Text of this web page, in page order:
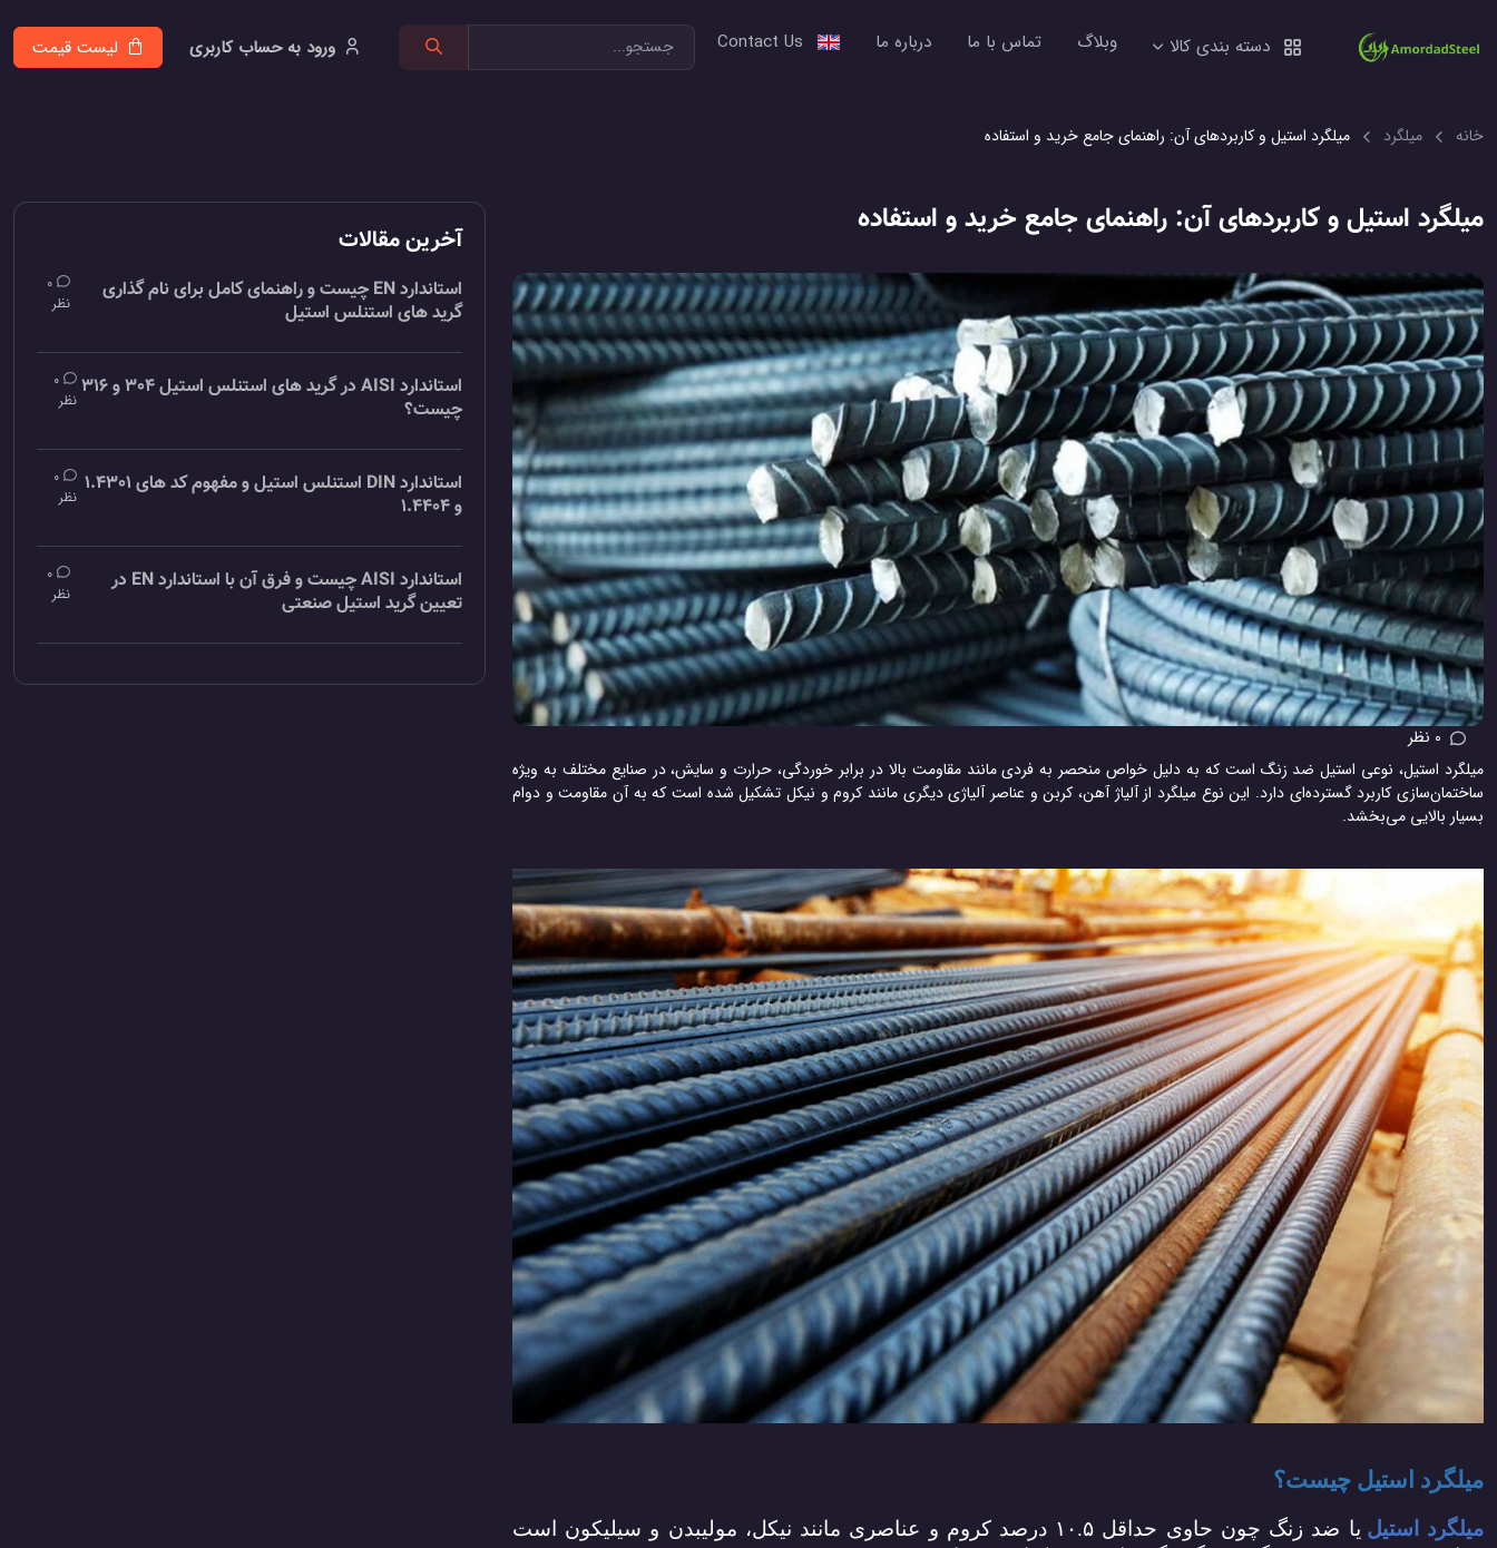
ورود به حساب کاربری لیست قیمت دسته بندی کالا وبلاگ تماس با ما درباره ما
خانه میلگرد میلگرد استیل و کاربردهای آن: راهنمای جامع خرید و استفاده
میلگرد استیل و کاربردهای آن: راهنمای جامع خرید و استفاده
0 نظر
میلگرد استیل، نوعی استیل ضد زنگ است که به دلیل خواص منحصر به فردی مانند مقاومت بالا در برابر خوردگی، حرارت و سایش، در صنایع مختلف به ویژه
ساختمان‌سازی کاربرد گسترده‌ای دارد. این نوع میلگرد از آلیاژ آهن، کربن و عناصر آلیاژی دیگری مانند کروم و نیکل تشکیل شده است که به آن مقاومت و دوام
بسیار بالایی می‌بخشد.
میلگرد استیل چیست؟
میلگرد استیل یا ضد زنگ چون حاوی حداقل ۱۰.۵ درصد کروم و عناصری مانند نیکل، مولیبدن و سیلیکون است
آخرین مقالات
استاندارد EN چیست و راهنمای کامل برای نام گذاری
گرید های استنلس استیل
0
نظر
استاندارد AISI در گرید های استنلس استیل 304 و 316
چیست؟
0
نظر
استاندارد DIN استنلس استیل و مفهوم کد های 1.4301
و 1.4404
0
نظر
استاندارد AISI چیست و فرق آن با استاندارد EN در
تعیین گرید استیل صنعتی
0
نظر